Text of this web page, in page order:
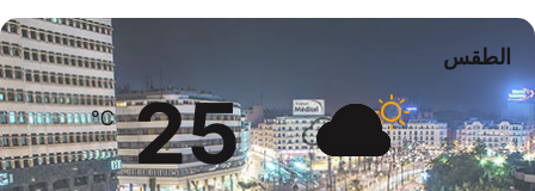
الطقس
25
℃